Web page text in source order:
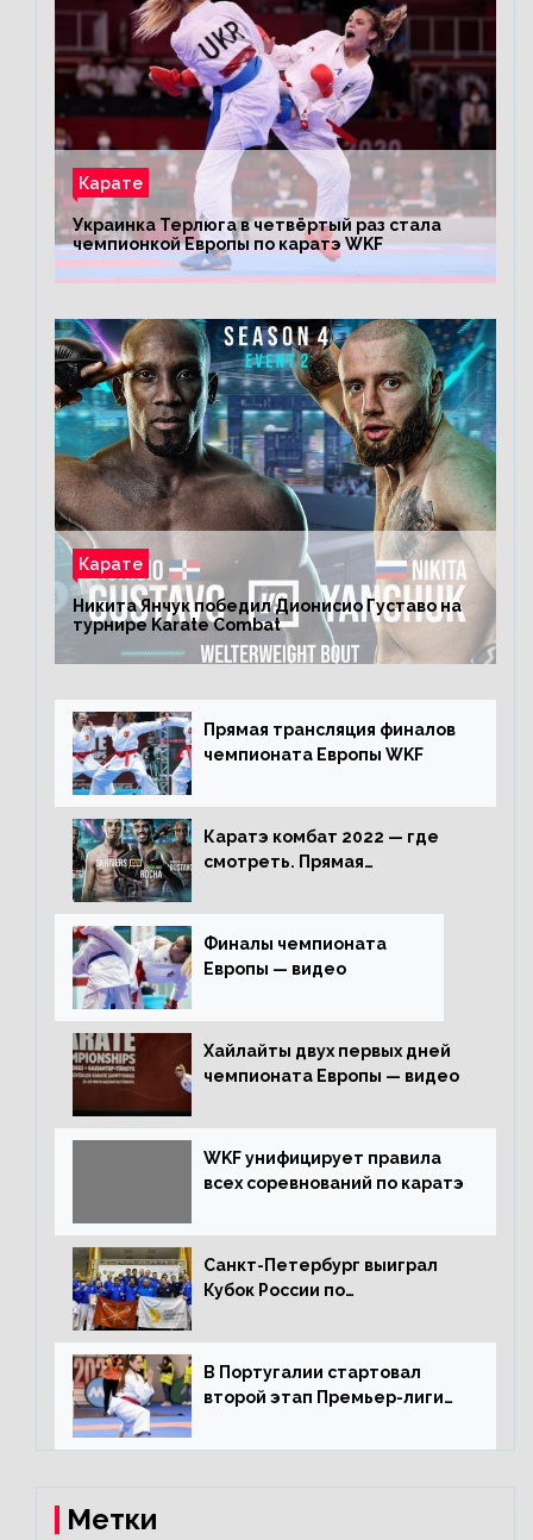
Карате
Украинка Терлюга в четвёртый раз стала
чемпионкой Европы по каратэ WKF
Карате
Никита Янчук победил Дионисио Густаво на
турнире Karate Combat
Прямая трансляция финалов
чемпионата Европы WKF
Каратэ комбат 2022 — где
смотреть. Прямая
Финалы чемпионата
Европы — видео
Хайлайты двух первых дней
чемпионата Европы — видео
WKF унифицирует правила
всех соревнований по каратэ
Санкт-Петербург выиграл
Кубок России по
В Португалии стартовал
второй этап Премьер-лиги
Метки